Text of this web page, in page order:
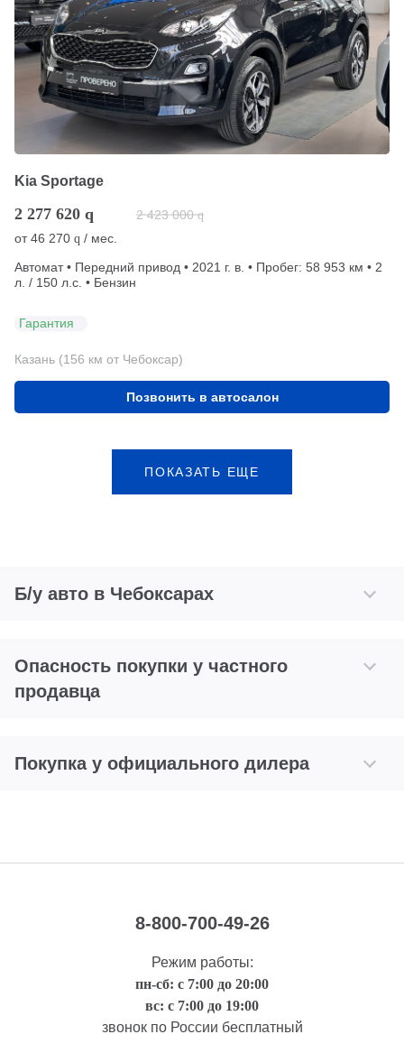
Kia Sportage
2 277 620 q 2 423 000 q
от46 270 q / мес.
Автомат • Передний привод • 2021 г. в. • Пробег: 58 953 км • 2
л. / 150 л.с. • Бензин
Гарантия
Казань (156 км от Чебоксар)
Позвонить в автосалон
ПОКАЗАТЬ ЕЩЕ
Б/у авто в Чебоксарах
Опасность покупки у частного
продавца
Покупка у официального дилера
8-800-700-49-26
Режим работы:
пн-сб: с 7:00 до 20:00
вс: с 7:00 до 19:00
звонок по России бесплатный